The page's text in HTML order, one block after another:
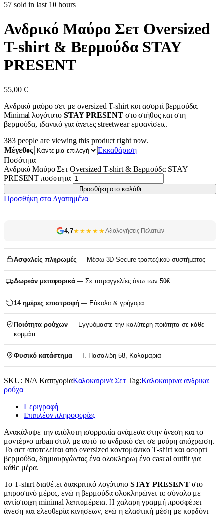
57 sold in last 10 hours
Ανδρικό Μαύρο Σετ Oversized
T-shirt & Βερμούδα STAY
PRESENT
55,00 €
Ανδρικό μαύρο σετ με oversized T-shirt και ασορτί βερμούδα.
Minimal λογότυπο STAY PRESENT στο στήθος και στη
βερμούδα, ιδανικό για άνετες streetwear εμφανίσεις.
383 people are viewing this product right now.
Μέγεθος
Εκκαθάριση
Ποσότητα
Ανδρικό Μαύρο Σετ Oversized T-shirt & Βερμούδα STAY
PRESENT ποσότητα
Προσθήκη στο καλάθι
Προσθήκη στα Αγαπημένα
4,7★★★★★Αξιολογήσεις Πελατών
Ασφαλείς πληρωμές — Μέσω 3D Secure τραπεζικού συστήματος
Δωρεάν μεταφορικά — Σε παραγγελίες άνω των 50€
14 ημέρες επιστροφή — Εύκολα & γρήγορα
Ποιότητα ρούχων — Εγγυόμαστε την καλύτερη ποιότητα σε κάθε
κομμάτι
Φυσικό κατάστημα — Ι. Πασαλίδη 58, Καλαμαριά
SKU: N/A ΚατηγορίαΚαλοκαιρινά Σετ Tag:Καλοκαιρινα ανδρικα
ρούχα
Περιγραφή
Επιπλέον πληροφορίες
Ανακάλυψε την απόλυτη ισορροπία ανάμεσα στην άνεση και το
μοντέρνο urban στυλ με αυτό το ανδρικό σετ σε μαύρη απόχρωση.
Το σετ αποτελείται από oversized κοντομάνικο T-shirt και ασορτί
βερμούδα, δημιουργώντας ένα ολοκληρωμένο casual outfit για
κάθε μέρα.
Το T-shirt διαθέτει διακριτικό λογότυπο STAY PRESENT στο
μπροστινό μέρος, ενώ η βερμούδα ολοκληρώνει το σύνολο με
αντίστοιχη minimal λεπτομέρεια. Η χαλαρή γραμμή προσφέρει
άνεση και ελευθερία κινήσεων, ενώ η ελαστική μέση με κορδόνι